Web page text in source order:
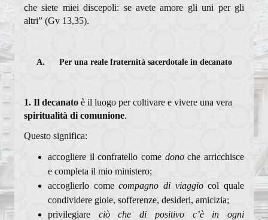
SANTE MESSE
Docenti
Archivio recente
Programma dell'anno 2025/26
che siete miei discepoli: se avete amore gli uni per gli
altri” (Gv 13,35).
A. Per una reale fraternità sacerdotale in decanato
1. Il decanato è il luogo per coltivare e vivere una vera
spiritualità di comunione.
Questo significa:
accogliere il confratello come donoche arricchisce
e completa il mio ministero;
accoglierlo comecompagno di viaggiocol quale
condividere gioie, sofferenze, desideri, amicizia;
privilegiare ciò che di positivo c’è in ogni